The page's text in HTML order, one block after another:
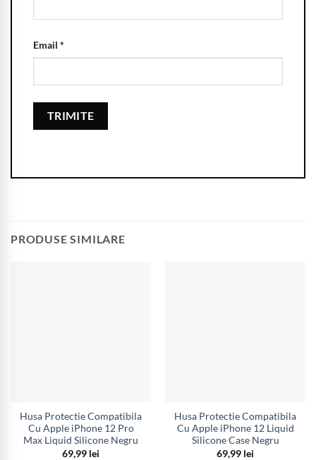
Email *
PRODUSE SIMILARE
Husa Protectie Compatibila
Cu Apple iPhone 12 Pro
Max Liquid Silicone Negru
69,99 lei
Husa Protectie Compatibila
Cu Apple iPhone 12 Liquid
Silicone Case Negru
69,99 lei